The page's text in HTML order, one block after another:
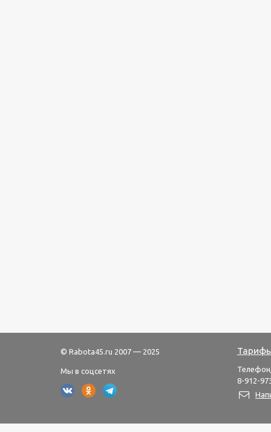
© Rabota45.ru 2007 — 2025
Мы в соцсетях
8-912-